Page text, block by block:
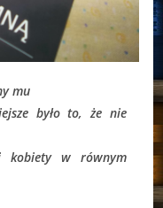
mu
było to, że nie
kobiety w równym